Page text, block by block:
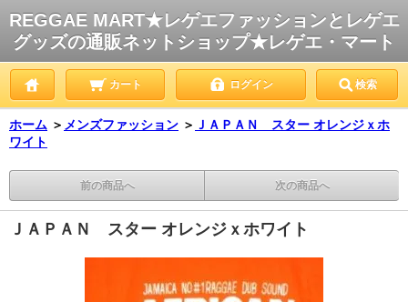
REGGAE MART★レゲエファッションとレゲエ
グッズの通販ネットショップ★レゲエ・マート
カート ログイン 検索
ホーム ＞ メンズファッション ＞ ＪＡＰＡＮ スター オレンジｘホ
ワイト
前の商品へ 次の商品へ
ＪＡＰＡＮ スター オレンジｘホワイト